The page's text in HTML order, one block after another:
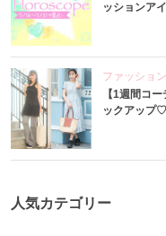
ッションア
ファッション
【1週間コ
ックアップ♡
人気カテゴリー